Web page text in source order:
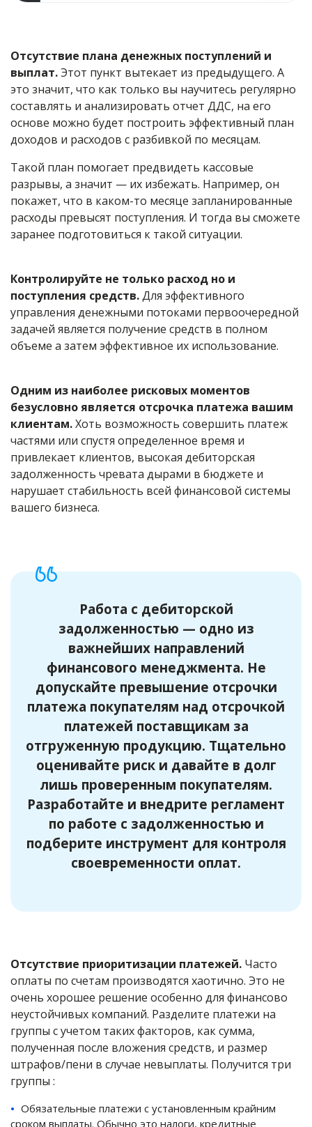
Отсутствие плана денежных поступлений и
выплат.Этот пункт вытекает из предыдущего. А
это значит, что как только вы научитесь регулярно
составлять и анализировать отчет ДДС, на его
основе можно будет построить эффективный план
доходов и расходов с разбивкой по месяцам.
Такой план помогает предвидеть кассовые
разрывы, а значит — их избежать. Например, он
покажет, что в каком-то месяце запланированные
расходы превысят поступления. И тогда вы сможете
заранее подготовиться к такой ситуации.
Контролируйте не только расход но и
поступления средств.Для эффективного
управления денежными потоками первоочередной
задачей является получение средств в полном
объеме а затем эффективное их использование.
Одним из наиболее рисковых моментов
безусловно является отсрочка платежа вашим
клиентам.Хоть возможность совершить платеж
частями или спустя определенное время и
привлекает клиентов, высокая дебиторская
задолженность чревата дырами в бюджете и
нарушает стабильность всей финансовой системы
вашего бизнеса.
Работа с дебиторской
задолженностью — одно из
важнейших направлений
финансового менеджмента. Не
допускайте превышение отсрочки
платежа покупателям над отсрочкой
платежей поставщикам за
отгруженную продукцию. Тщательно
оценивайте риск и давайте в долг
лишь проверенным покупателям.
Разработайте и внедрите регламент
по работе с задолженностью и
подберите инструмент для контроля
своевременности оплат.
Отсутствие приоритизации платежей. Часто
оплаты по счетам производятся хаотично. Это не
очень хорошее решение особенно для финансово
неустойчивых компаний. Разделите платежи на
группы с учетом таких факторов, как сумма,
полученная после вложения средств, и размер
штрафов/пени в случае невыплаты. Получится три
группы :
Обязательные платежи с установленным крайним
сроком выплаты. Обычно это налоги, кредитные